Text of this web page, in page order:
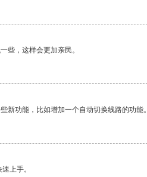
些，这样会更加亲民。
新功能，比如增加一个自动切换线路的功能。
上手。